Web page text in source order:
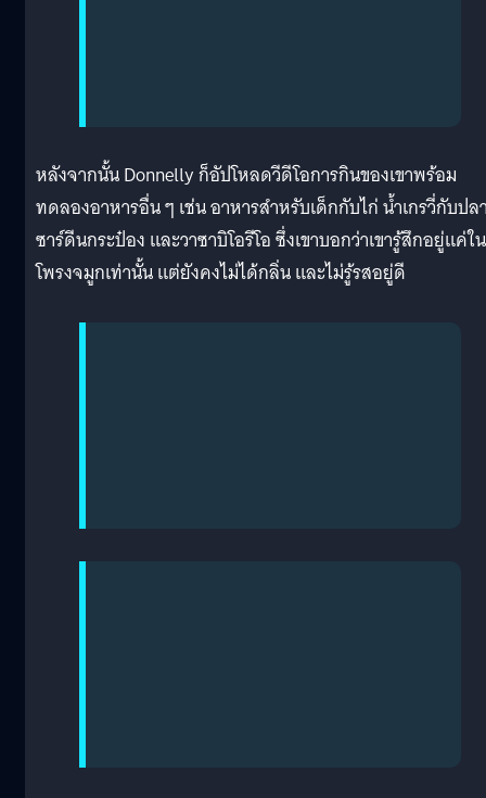
หลังจากนั้น Donnelly ก็อัปโหลดวีดีโอการกินของเขาพร้อม
ทดลองอาหารอื่น ๆ เช่น อาหารสำหรับเด็กกับไก่ น้ำเกรวี่กับปล
ซาร์ดีนกระป๋อง และวาซาบิโอรีโอ ซึ่งเขาบอกว่าเขารู้สึกอยู่แค่ใน
โพรงจมูกเท่านั้น แต่ยังคงไม่ได้กลิ่น และไม่รู้รสอยู่ดี